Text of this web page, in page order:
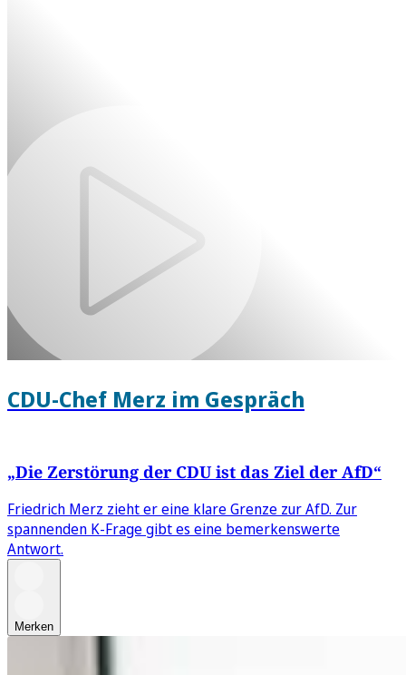
CDU-Chef Merz im Gespräch
„Die Zerstörung der CDU ist das Ziel der AfD“
Friedrich Merz zieht er eine klare Grenze zur AfD. Zur
spannenden K-Frage gibt es eine bemerkenswerte
Antwort.
Merken